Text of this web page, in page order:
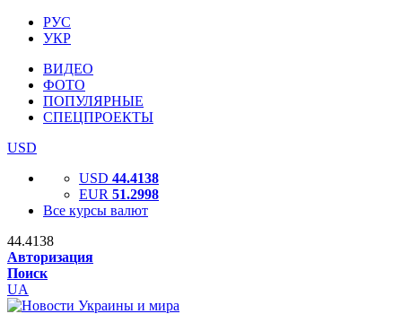
РУС
УКР
ВИДЕО
ФОТО
ПОПУЛЯРНЫЕ
СПЕЦПРОЕКТЫ
USD
USD 44.4138
EUR 51.2998
Все курсы валют
44.4138
Авторизация
Поиск
UA